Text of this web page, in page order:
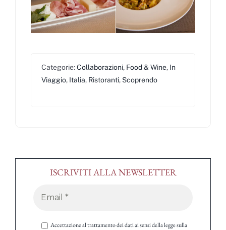
Categorie:Collaborazioni, Food & Wine, In
Viaggio, Italia, Ristoranti, Scoprendo
ISCRIVITI ALLA NEWSLETTER
Accettazione al trattamento dei dati ai sensi della legge sulla